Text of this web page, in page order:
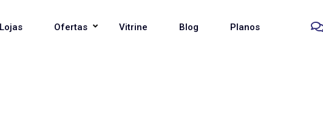
Lojas Ofertas Vitrine Blog Planos